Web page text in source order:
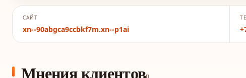
САЙТ
xn--90abgca9ccbkf7m.xn--p1ai
Мнения клиентов